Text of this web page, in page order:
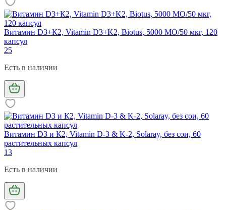
Витамин D3+К2, Vitamin D3+K2, Biotus, 5000 МО/50 мкг, 120
капсул
25
Есть в наличии
Витамин D3 и К2, Vitamin D-3 & K-2, Solaray, без сои, 60
растительных капсул
13
Есть в наличии